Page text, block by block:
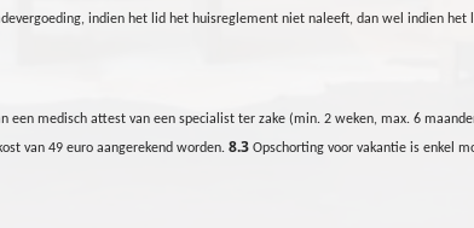
indien het lid het huisreglement niet naleeft, dan wel indien
een medisch attest van een specialist ter zake (min. 2 weken, max. 6
van 49 euro aangerekend worden. 8.3 Opschorting voor vakantie is enkel